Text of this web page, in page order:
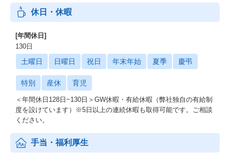
休日・休暇
[年間休日]
130日
土曜日 日曜日 祝日 年末年始 夏季 慶弔
特別 産休 育児
＜年間休日128日~130日＞GW休暇・有給休暇（弊社独自の有給制
度を設けています）※5日以上の連続休暇も取得可能です。ご相談
ください。
手当・福利厚生